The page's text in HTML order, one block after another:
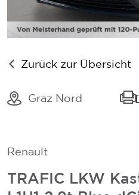
Zurück zur Übersicht
Graz Nord
Renault
TRAFIC LKW